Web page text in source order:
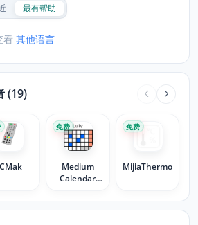
最有帮助
看 其他语言
(19)
Medium
Calendar
免费
MijiaThermo
免费